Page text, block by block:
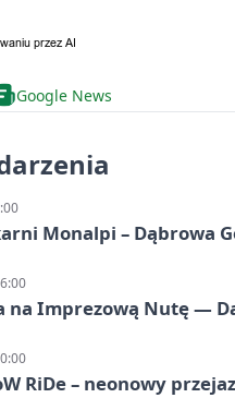
Google News
Monalpi – Dąbrowa
na Imprezową Nutę —
RiDe – neonowy